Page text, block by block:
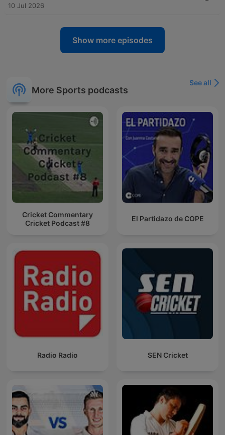
10 Jul 2026
Show more episodes
More Sports podcasts
See all
Cricket Commentary
Cricket Podcast #8
El Partidazo de COPE
Radio Radio SEN Cricket